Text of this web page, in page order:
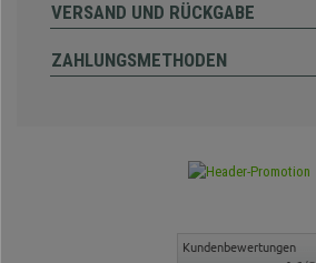
VERSAND UND RÜCKGABE
ZAHLUNGSMETHODEN
Kundenbewertungen